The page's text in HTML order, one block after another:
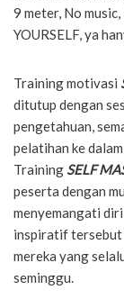
9 meter, No
YOURSELF, ya
Training motivasi
ditutup dengan
pengetahuan,
pelatihan ke
Training SELF
peserta dengan
menyemangati
inspiratif tersebut
mereka yang
seminggu.